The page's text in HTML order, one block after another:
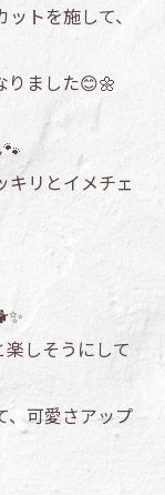
トを施して、
りました😊🌼
キリとイメチェ
しそうにして
、可愛さアップ